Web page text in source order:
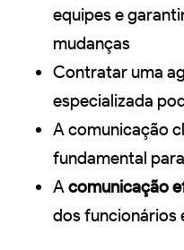
equipes e
mudanças
Contratar uma
especializada
A comunicação
fundamental
Acomunicação
dos funcionários